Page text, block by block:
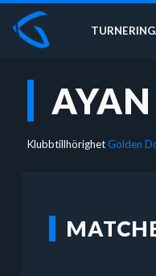
KlubbtillhörighetGolden